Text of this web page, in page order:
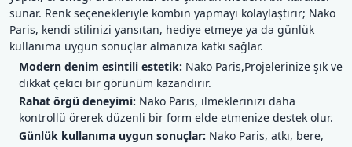
sunar. Renk seçenekleriyle kombin yapmayı kolaylaştırır; Nako
Paris, kendi stilinizi yansıtan, hediye etmeye ya da günlük
kullanıma uygun sonuçlar almanıza katkı sağlar.
Modern denim esintili estetik: Nako Paris,Projelerinize şık ve
dikkat çekici bir görünüm kazandırır.
Rahat örgü deneyimi: Nako Paris, ilmeklerinizi daha
kontrollü örerek düzenli bir form elde etmenize destek olur.
Günlük kullanıma uygun sonuçlar: Nako Paris, atkı, bere,
Himalaya
Panç ipleri
Patik İpleri
Şal İpleri